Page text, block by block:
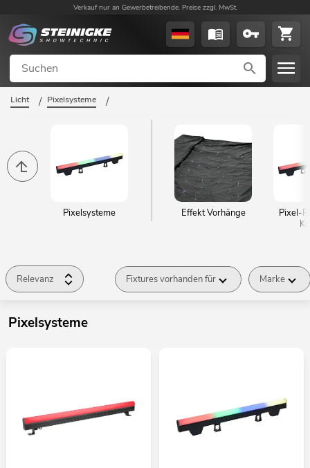
Verkauf nur an Gewerbetreibende. Preise zzgl. MwSt.
Licht / Pixelsysteme /
Pixelsysteme Effekt Vorhänge
Pixel-
Relevanz Fixtures vorhanden für Marke
Pixelsysteme